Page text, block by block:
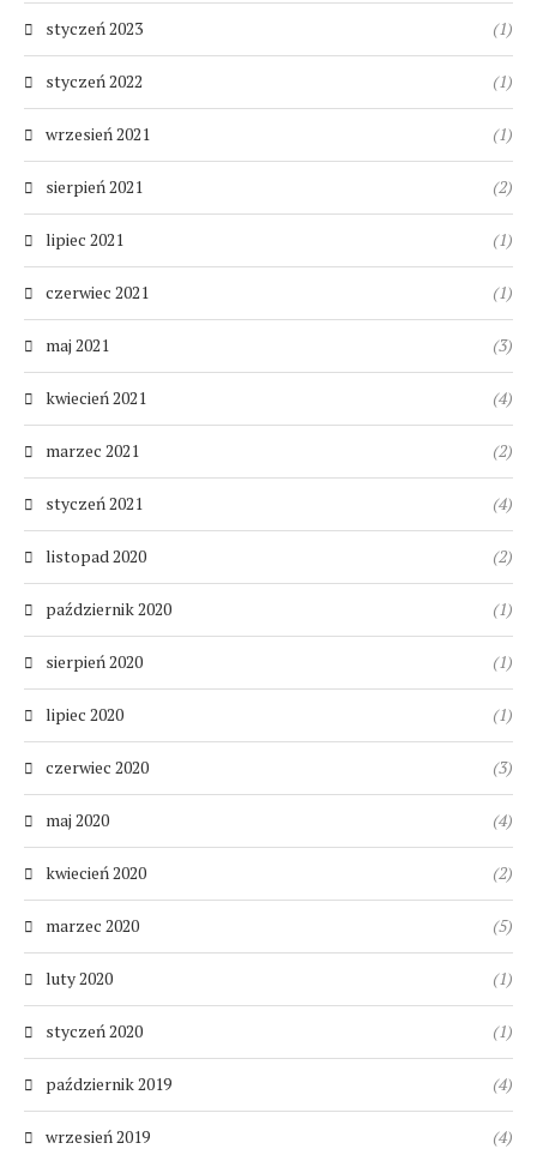
styczeń 2023 (1)
styczeń 2022 (1)
wrzesień 2021 (1)
sierpień 2021 (2)
lipiec 2021 (1)
czerwiec 2021 (1)
maj 2021 (3)
kwiecień 2021 (4)
marzec 2021 (2)
styczeń 2021 (4)
listopad 2020 (2)
październik 2020 (1)
sierpień 2020 (1)
lipiec 2020 (1)
czerwiec 2020 (3)
maj 2020 (4)
kwiecień 2020 (2)
marzec 2020 (5)
luty 2020 (1)
styczeń 2020 (1)
październik 2019 (4)
wrzesień 2019 (4)